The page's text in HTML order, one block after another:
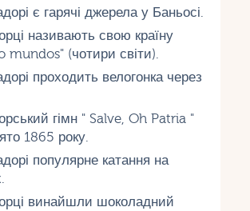
є гарячі джерела у Баньосі.
називають свою країну
mundos" (чотири світи).
проходить велогонка через
гімн " Salve, Oh Patria "
1865 року.
популярне катання на
винайшли шоколадний